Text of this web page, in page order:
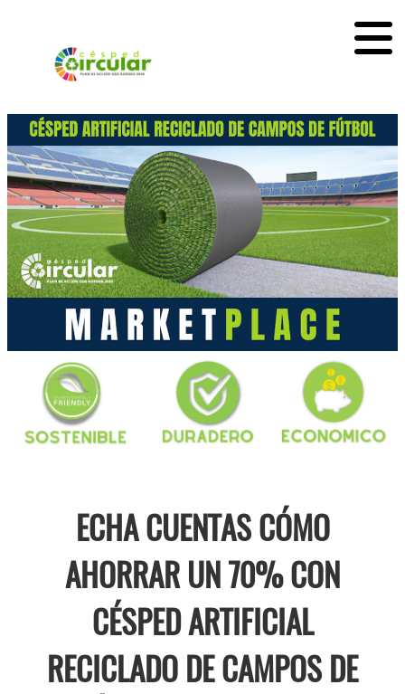
ECHA CUENTAS CÓMO
AHORRAR UN 70% CON
CÉSPED ARTIFICIAL
RECICLADO DE CAMPOS DE